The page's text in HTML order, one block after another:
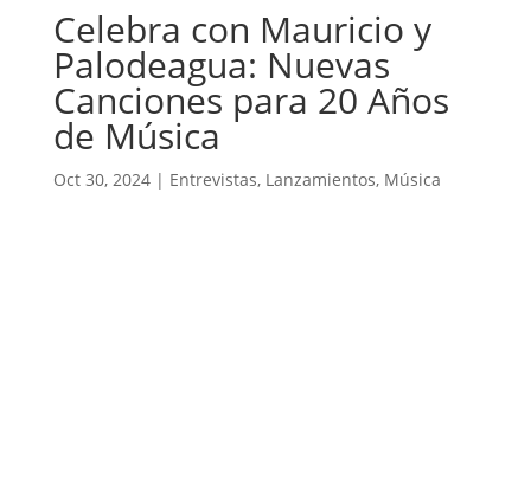
Celebra con Mauricio y
Palodeagua: Nuevas
Canciones para 20 Años
de Música
Oct 30, 2024| Entrevistas, Lanzamientos, Música